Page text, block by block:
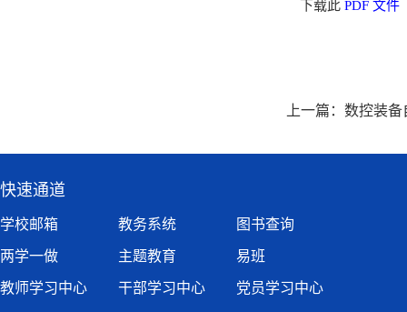
下载此 PDF 文件
上一篇： 数控装备
快速通道
学校邮箱 教务系统 图书查询
两学一做 主题教育 易班
教师学习中心 干部学习中心 党员学习中心